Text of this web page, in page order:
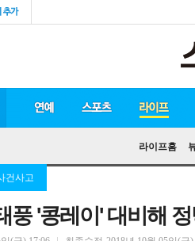
라이프홈
건사고
풍 '콩레이' 대비해